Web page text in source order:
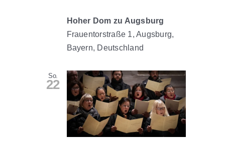
Hoher Dom zu Augsburg
Frauentorstraße 1, Augsburg,
Bayern, Deutschland
So.
22